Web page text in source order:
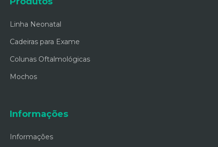
Linha Neonatal
Cadeiras para Exame
Colunas Oftalmológicas
Mochos
Informações
Informações